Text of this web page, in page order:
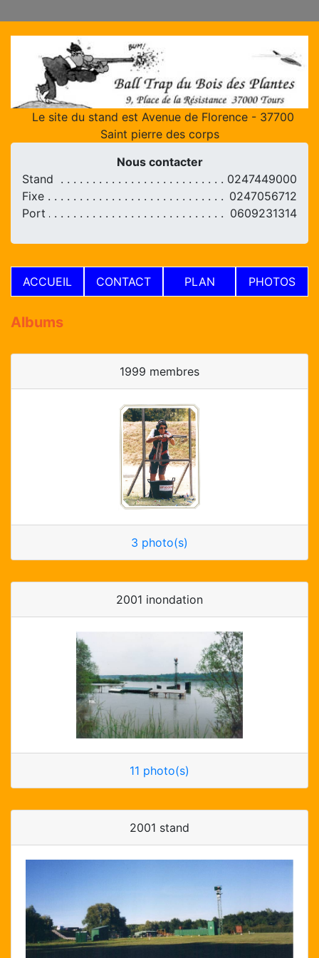
Le site du stand est Avenue de Florence - 37700
Saint pierre des corps
Nous contacter
Stand
0247449000
Fixe
0247056712
Port
0609231314
ACCUEIL CONTACT PLAN PHOTOS
Albums
1999 membres
3 photo(s)
2001 inondation
11 photo(s)
2001 stand